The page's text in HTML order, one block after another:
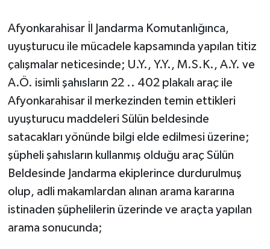
Afyonkarahisar İl Jandarma Komutanlığınca,
uyuşturucu ile mücadele kapsamında yapılan titiz
çalışmalar neticesinde; U.Y., Y.Y., M.S.K., A.Y. ve
A.Ö. isimli şahısların 22 .. 402 plakalı araç ile
Afyonkarahisar il merkezinden temin ettikleri
uyuşturucu maddeleri Sülün beldesinde
satacakları yönünde bilgi elde edilmesi üzerine;
şüpheli şahısların kullanmış olduğu araç Sülün
Beldesinde Jandarma ekiplerince durdurulmuş
olup, adli makamlardan alınan arama kararına
istinaden şüphelilerin üzerinde ve araçta yapılan
arama sonucunda;